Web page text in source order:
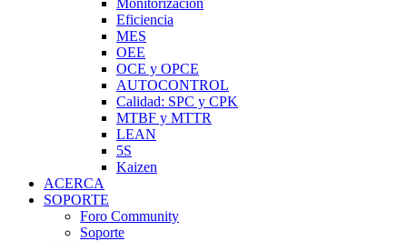
Monitorización
Eficiencia
MES
OEE
OCE y OPCE
AUTOCONTROL
Calidad: SPC y CPK
MTBF y MTTR
LEAN
5S
Kaizen
ACERCA
SOPORTE
Foro Community
Soporte